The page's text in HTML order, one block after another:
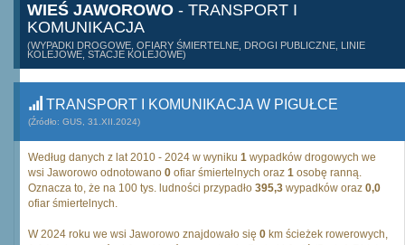
WIEŚ JAWOROWO - TRANSPORT I
KOMUNIKACJA
(WYPADKI DROGOWE, OFIARY ŚMIERTELNE, DROGI PUBLICZNE, LINIE
KOLEJOWE, STACJE KOLEJOWE)
TRANSPORT I KOMUNIKACJA W PIGUŁCE
(Źródło: GUS, 31.XII.2024)
Według danych z lat 2010 - 2024 w wyniku 1 wypadków drogowych we
wsi Jaworowo odnotowano 0 ofiar śmiertelnych oraz 1 osobę ranną.
Oznacza to, że na 100 tys. ludności przypadło 395,3 wypadków oraz 0,0
ofiar śmiertelnych.
W 2024 roku we wsi Jaworowo znajdowało się 0 km ścieżek rowerowych,